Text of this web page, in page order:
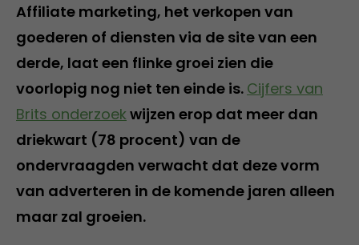
Affiliate marketing, het verkopen van
goederen of diensten via de site van een
derde, laat een flinke groei zien die
voorlopig nog niet ten einde is. Cijfers van
Brits onderzoek wijzen erop dat meer dan
driekwart (78 procent) van de
ondervraagden verwacht dat deze vorm
van adverteren in de komende jaren alleen
maar zal groeien.